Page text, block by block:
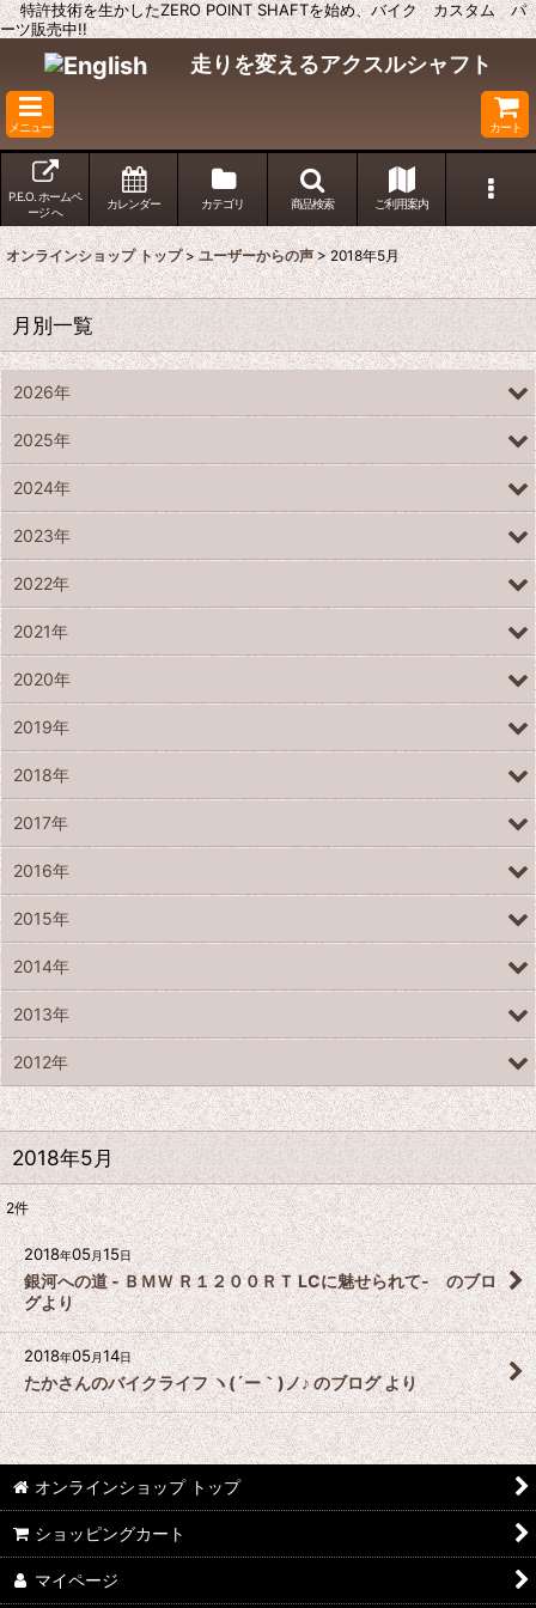
特許技術を生かしたZERO POINT SHAFTを始め、バイク カスタム パ
ーツ販売中!!
走りを変えるアクスルシャフト
メニュー カート
P.E.O. ホームペ
ージ へ
カレンダー カテゴリ 商品検索 ご利用案内
オンラインショップ トップ > ユーザーからの声 > 2018年5月
2018年5月
2件
2018年05月15日
銀河への道 - ＢＭＷ Ｒ１２００ＲＴ LCに魅せられて- のブロ
グより
2018年05月14日
たかさんのバイクライフ ヽ(´ー｀)ノ♪ のブログ より
月別一覧
2026年
2025年
2024年
2023年
2022年
2021年
2020年
2019年
2018年
2017年
2016年
2015年
2014年
2013年
2012年
オンラインショップ トップ
ショッピングカート
マイページ